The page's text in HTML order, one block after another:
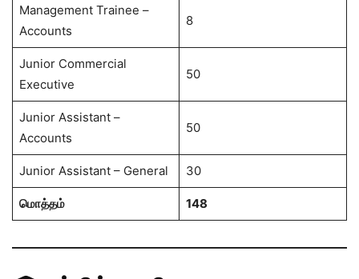
Management Trainee –
Accounts
8
Junior Commercial
Executive
50
Junior Assistant –
Accounts
50
Junior Assistant – General 30
மொத்தம் 148